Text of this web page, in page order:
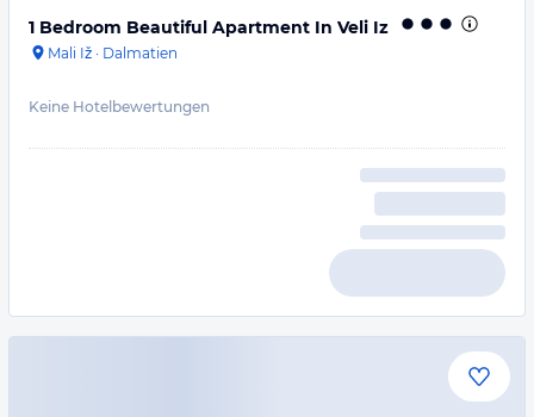
1 Bedroom Beautiful Apartment In Veli Iz
Mali Iž · Dalmatien
Keine Hotelbewertungen